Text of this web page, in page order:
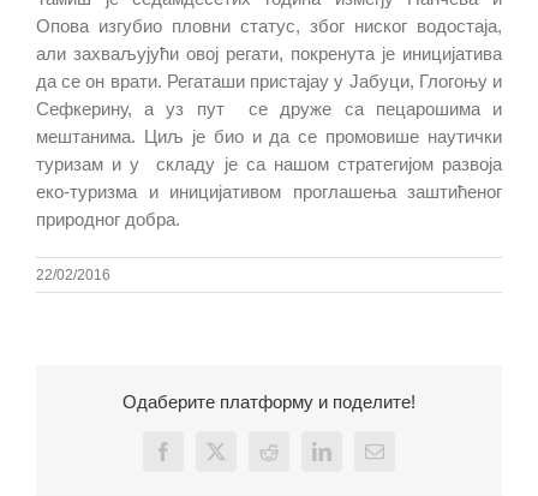
Опова изгубио пловни статус, због ниског водостаја,
али захваљујући овој регати, покренута је иницијатива
да се он врати. Регаташи пристајау у Јабуци, Глогоњу и
Сефкерину, а уз пут се друже са пецарошима и
мештанима. Циљ је био и да се промовише наутички
туризам и у складу је са нашом стратегијом развоја
еко-туризма и иницијативом проглашења заштићеног
природног добра.
22/02/2016
Одаберите платформу и поделите!
Facebook
X Reddit LinkedInEmail